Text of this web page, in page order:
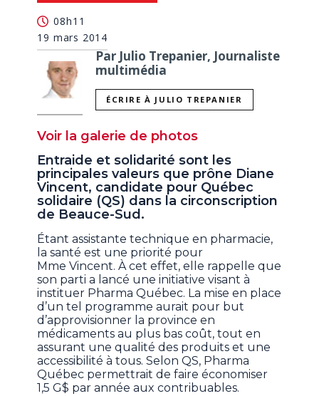
seconds
08h11
19 mars 2014
Par Julio Trepanier, Journaliste
multimédia
ÉCRIRE À JULIO TREPANIER
Voir la galerie de photos
Entraide et solidarité sont les
principales valeurs que prône Diane
Vincent, candidate pour Québec
solidaire (QS) dans la circonscription
de Beauce-Sud.
Étant assistante technique en pharmacie,
la santé est une priorité pour
Mme Vincent. À cet effet, elle rappelle que
son parti a lancé une initiative visant à
instituer Pharma Québec. La mise en place
d’un tel programme aurait pour but
d’approvisionner la province en
médicaments au plus bas coût, tout en
assurant une qualité des produits et une
accessibilité à tous. Selon QS, Pharma
Québec permettrait de faire économiser
1,5 G$ par année aux contribuables.